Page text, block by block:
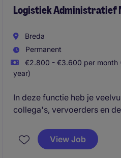
aankomsttijden en stem je
waarborgen.
Logistiek Administratief
Breda
Permanent
€2.800 - €3.600 per
year)
In deze functie heb je
collega's, vervoerders en
van logistieke gegevens in
inklaring van containers en
View Job